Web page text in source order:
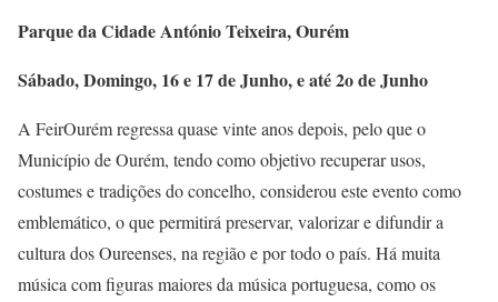
Parque da Cidade António Teixeira, Ourém
Sábado, Domingo, 16 e 17 de Junho, e até 2o de Junho
A FeirOurém regressa quase vinte anos depois, pelo que o
Município de Ourém, tendo como objetivo recuperar usos,
costumes e tradições do concelho, considerou este evento como
emblemático, o que permitirá preservar, valorizar e difundir a
cultura dos Oureenses, na região e por todo o país. Há muita
música com figuras maiores da música portuguesa, como os